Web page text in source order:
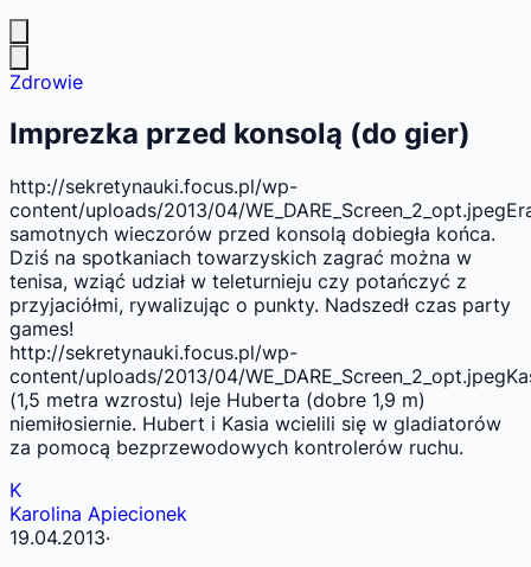
Zdrowie
Imprezka przed konsolą (do gier)
http://sekretynauki.focus.pl/wp-
content/uploads/2013/04/
samotnych wieczorów przed konsolą dobiegła końca.
Dziś na spotkaniach towarzyskich zagrać można w
tenisa, wziąć udział w teleturnieju czy potańczyć z
przyjaciółmi, rywalizując o punkty. Nadszedł czas party
games!
http://sekretynauki.focus.pl/wp-
content/uploads/2013/04/
(1,5 metra wzrostu) leje Huberta (dobre 1,9 m)
niemiłosiernie. Hubert i Kasia wcielili się w gladiatorów
za pomocą bezprzewodowych kontrolerów ruchu.
K
Karolina Apiecionek
19.04.2013·